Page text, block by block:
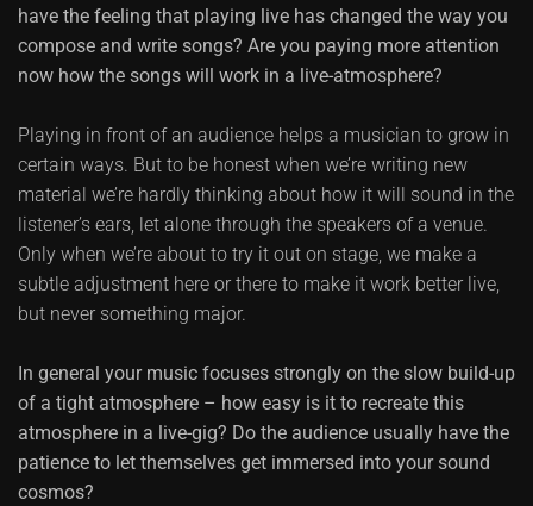
have the feeling that playing live has changed the way you
compose and write songs? Are you paying more attention
now how the songs will work in a live-atmosphere?
Playing in front of an audience helps a musician to grow in
certain ways. But to be honest when we’re writing new
material we’re hardly thinking about how it will sound in the
listener’s ears, let alone through the speakers of a venue.
Only when we’re about to try it out on stage, we make a
subtle adjustment here or there to make it work better live,
but never something major.
In general your music focuses strongly on the slow build-up
of a tight atmosphere – how easy is it to recreate this
atmosphere in a live-gig? Do the audience usually have the
patience to let themselves get immersed into your sound
cosmos?